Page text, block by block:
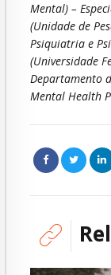
Mental) –
(Unidade de
Psiquiatria e
(Universidade
Departamento
Mental Health